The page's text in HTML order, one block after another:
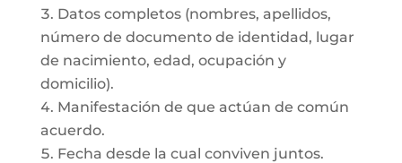
Datos completos (nombres, apellidos,
número de documento de identidad, lugar
de nacimiento, edad, ocupación y
domicilio).
Manifestación de que actúan de común
acuerdo.
Fecha desde la cual conviven juntos.